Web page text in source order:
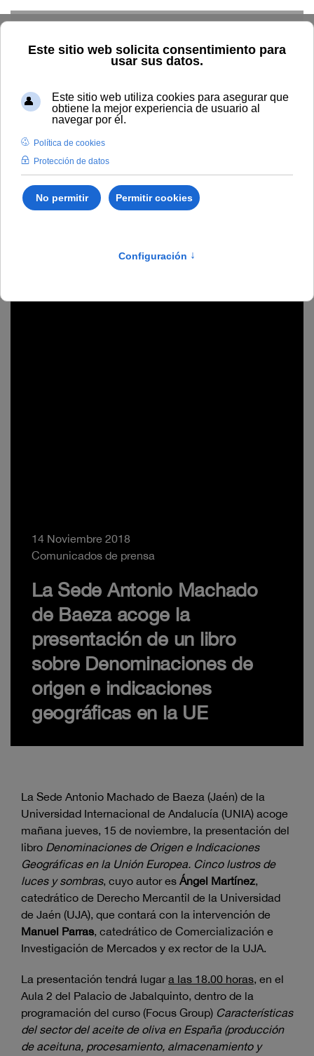
14 Noviembre 2018
Comunicados de prensa
La Sede Antonio Machado
de Baeza acoge la
presentación de un libro
sobre Denominaciones de
origen e indicaciones
geográficas en la UE
La Sede Antonio Machado de Baeza (Jaén) de la
Universidad Internacional de Andalucía (UNIA) acoge
mañana jueves, 15 de noviembre, la presentación del
libro Denominaciones de Origen e Indicaciones
Geográficas en la Unión Europea. Cinco lustros de
luces y sombras, cuyo autor es Ángel Martínez,
catedrático de Derecho Mercantil de la Universidad
de Jaén (UJA), que contará con la intervención de
Manuel Parras, catedrático de Comercialización e
Investigación de Mercados y ex rector de la UJA.
La presentación tendrá lugara las 18.00 horas, en el
Aula 2 del Palacio de Jabalquinto, dentro de la
programación del curso (Focus Group) Características
del sector del aceite de oliva en España (producción
de aceituna, procesamiento, almacenamiento y